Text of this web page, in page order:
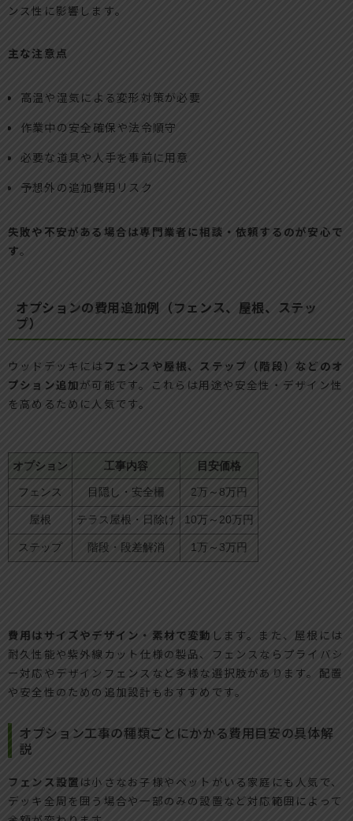
ンス性に影響します。
主な注意点
高温や湿気による変形対策が必要
作業中の安全確保や法令順守
必要な道具や人手を事前に用意
予想外の追加費用リスク
失敗や不安がある場合は専門業者に相談・依頼するのが安心で
す。
オプションの費用追加例（フェンス、屋根、ステッ
プ）
ウッドデッキには フェンスや屋根、ステップ（階段）などのオ
プション追加が可能です。これらは用途や安全性・デザイン性
を高めるために人気です。
オプション 工事内容 目安価格
フェンス 目隠し・安全柵 2万～8万円
屋根 テラス屋根・日除け 10万～20万円
ステップ 階段・段差解消 1万～3万円
費用はサイズやデザイン・素材で変動 します。また、屋根には
耐久性能や紫外線カット仕様の製品、フェンスならプライバシ
ー対応やデザインフェンスなど多様な選択肢があります。配置
や安全性のための追加設計もおすすめです。
オプション工事の種類ごとにかかる費用目安の具体解
説
フェンス設置 は小さなお子様やペットがいる家庭にも人気で、
デッキ全周を囲う場合や一部のみの設置など対応範囲によって